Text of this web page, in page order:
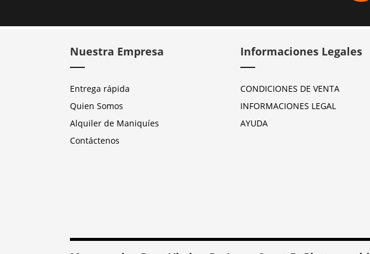
Nuestra Empresa
Entrega rápida
Quien Somos
Alquiler de Maniquíes
Contáctenos
Informaciones Legales
CONDICIONES DE VENTA
INFORMACIONES LEGAL
AYUDA